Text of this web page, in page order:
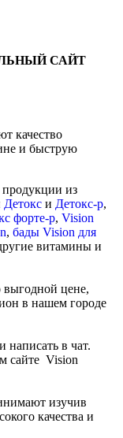
САЙТ
качество
и быструю
продукции из
Детокс и Детокс-р,
форте-р, Vision
, бады Vision для
витамины и
цене,
в нашем городе
в чат.
сайте Vision
изучив
качества и